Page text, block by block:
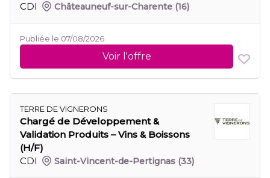
CDI Châteauneuf-sur-Charente (16)
Publiée le 07/08/2026
Voir l'offre
TERRE DE VIGNERONS
Chargé de Développement &
Validation Produits – Vins & Boissons
(H/F)
CDI
Saint-Vincent-de-Pertignas (33)